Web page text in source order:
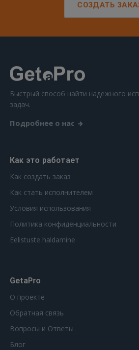
СОЗДАТЬ
Быстрый способ найти надежного
задач.
Подробнее о нас
Как это работает
Как создать заказ
Как стать исполнителем
Условия использования
Политика конфиденциальности
Eelistuste haldamine
GetaPro
О проекте
Обратная связь
Вопросы и Ответы
Блог